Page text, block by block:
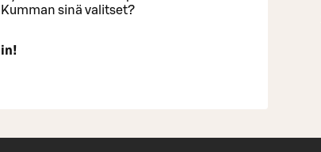
sinä valitset?